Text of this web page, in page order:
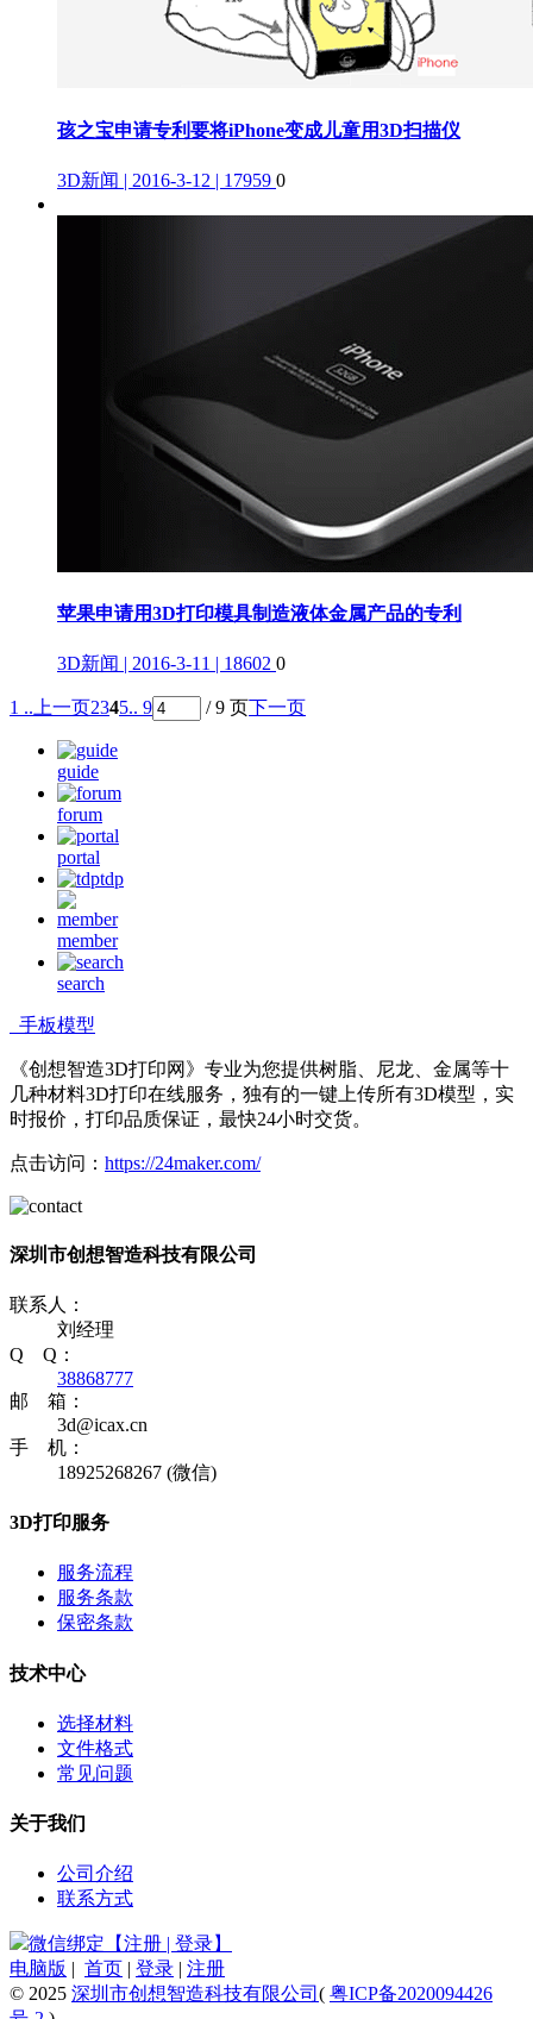
孩之宝申请专利要将iPhone变成儿童用3D扫描仪
3D新闻 | 2016-3-12 | 17959 0
苹果申请用3D打印模具制造液体金属产品的专利
3D新闻 | 2016-3-11 | 18602 0
1 .. 上一页2345.. 9 / 9 页下一页
guide
forum
portal
tdp
member
search
手板模型
《创想智造3D打印网》专业为您提供树脂、尼龙、金属等十
几种材料3D打印在线服务，独有的一键上传所有3D模型，实
时报价，打印品质保证，最快24小时交货。
点击访问： https://24maker.com/
深圳市创想智造科技有限公司
联系人：
刘经理
Q Q：
38868777
邮 箱：
3d@icax.cn
手 机：
18925268267 (微信)
3D打印服务
服务流程
服务条款
保密条款
技术中心
选择材料
文件格式
常见问题
关于我们
公司介绍
联系方式
微信绑定【注册 | 登录】
电脑版 | 首页 | 登录 | 注册
© 2025 深圳市创想智造科技有限公司 ( 粤ICP备2020094426